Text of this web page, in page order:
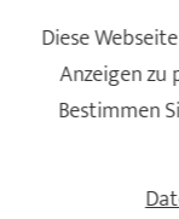
Deutschland) auf
Diese
Anzeigen zu
Bestimmen